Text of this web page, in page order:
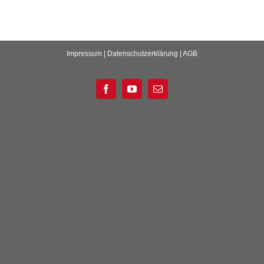
Impressum | Datenschutzerklärung | AGB
FacebookYouTube
E-
Mail